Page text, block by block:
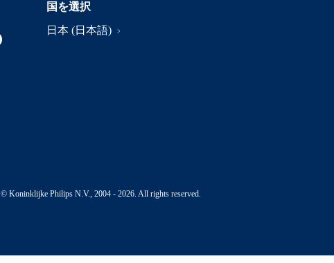
国を選択
日本 (日本語)
© Koninklijke Philips N.V., 2004 - 2026. All rights reserved.